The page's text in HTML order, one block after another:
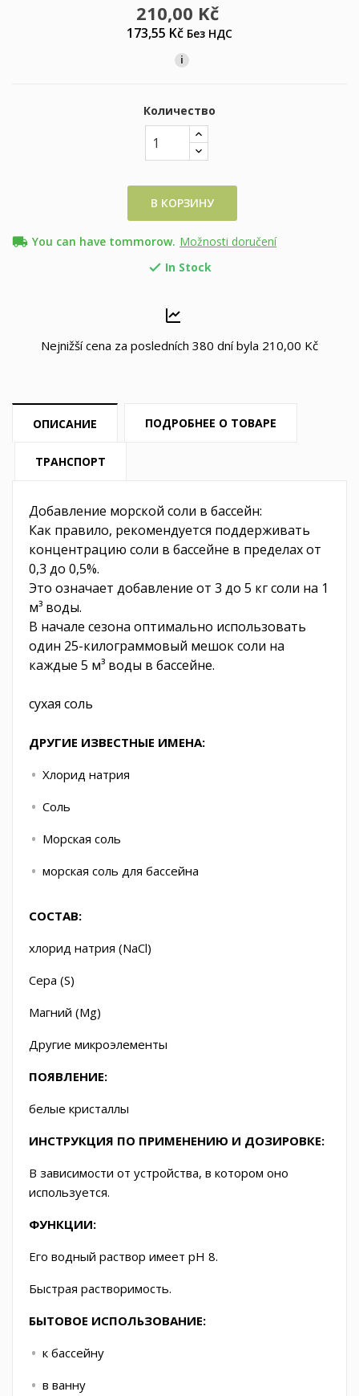
210,00 Kč
173,55 Kč Без НДС
i
Количество
В КОРЗИНУ
local_shipping You can have tommorow. Možnosti doručení
 In Stock
Nejnižší cena za posledních 380 dní byla 210,00 Kč
ОПИСАНИЕ ПОДРОБНЕЕ О ТОВАРЕ
ТРАНСПОРТ
Добавление морской соли в бассейн:
Как правило, рекомендуется поддерживать
концентрацию соли в бассейне в пределах от
0,3 до 0,5%.
Это означает добавление от 3 до 5 кг соли на 1
м³ воды.
В начале сезона оптимально использовать
один 25-килограммовый мешок соли на
каждые 5 м³ воды в бассейне.
сухая соль
ДРУГИЕ ИЗВЕСТНЫЕ ИМЕНА:
Хлорид натрия
Соль
Морская соль
морская соль для бассейна
СОСТАВ:
хлорид натрия (NaCl)
Сера (S)
Магний (Mg)
Другие микроэлементы
ПОЯВЛЕНИЕ:
белые кристаллы
ИНСТРУКЦИЯ ПО ПРИМЕНЕНИЮ И ДОЗИРОВКЕ:
В зависимости от устройства, в котором оно
используется.
ФУНКЦИИ:
Его водный раствор имеет pH 8.
Быстрая растворимость.
БЫТОВОЕ ИСПОЛЬЗОВАНИЕ:
к бассейну
в ванну